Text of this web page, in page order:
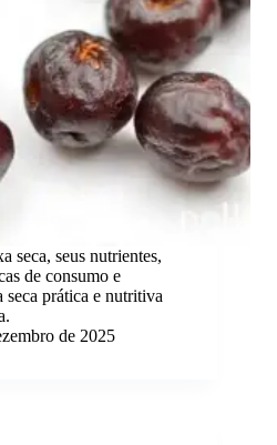
seca, seus nutrientes,
de consumo e
seca prática e nutritiva
de 2025